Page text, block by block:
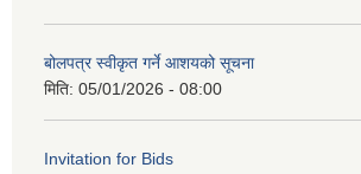
बोलपत्र स्वीकृत गर्ने आशयको सूचना
मिति: 05/01/2026 - 08:00
Invitation for Bids